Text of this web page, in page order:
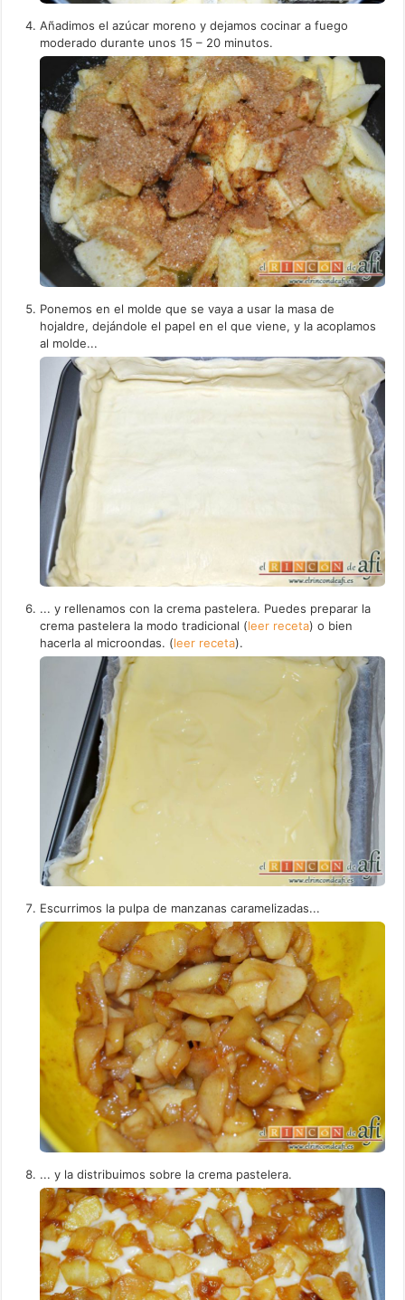
Añadimos el azúcar moreno y dejamos cocinar a fuego
moderado durante unos 15 – 20 minutos.
Ponemos en el molde que se vaya a usar la masa de
hojaldre, dejándole el papel en el que viene, y la acoplamos
al molde...
... y rellenamos con la crema pastelera. Puedes preparar la
crema pastelera la modo tradicional (leer receta) o bien
hacerla al microondas. (leer receta).
Escurrimos la pulpa de manzanas caramelizadas...
... y la distribuimos sobre la crema pastelera.